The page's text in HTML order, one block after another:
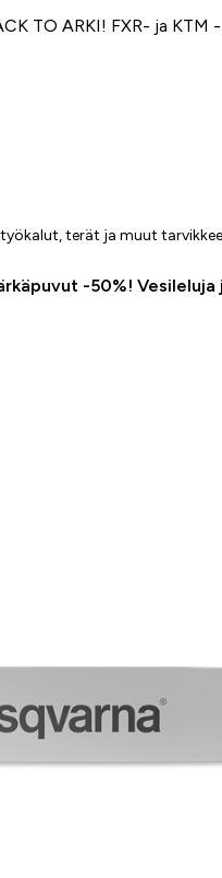
TO ARKI! FXR- ja
terät ja muut
-50%! Vesileluja